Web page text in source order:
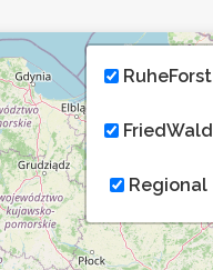
RuheForst
FriedWald
Regional